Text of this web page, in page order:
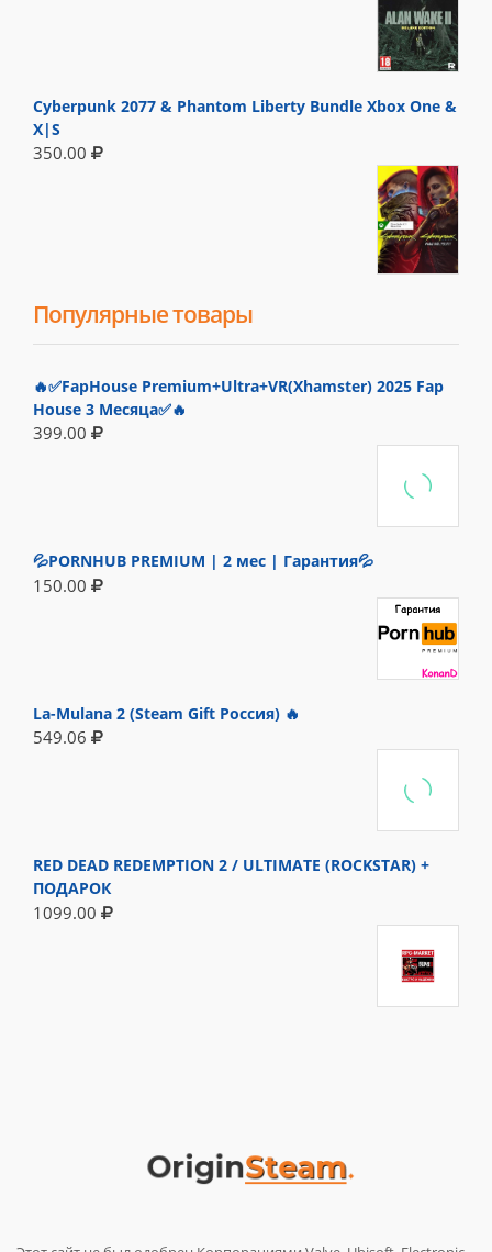
Cyberpunk 2077 & Phantom Liberty Bundle Xbox One &
X|S
350.00
Популярные товары
🔥✅FapHouse Premium+Ultra+VR(Xhamster) 2025 Fap
House 3 Месяца✅🔥
399.00
💦PORNHUB PREMIUM | 2 мес | Гарантия💦
150.00
La-Mulana 2 (Steam Gift Россия) 🔥
549.06
RED DEAD REDEMPTION 2 / ULTIMATE (ROCKSTAR) +
ПОДАРОК
1099.00